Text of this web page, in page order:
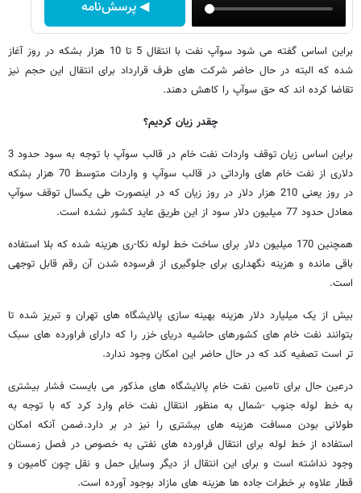
◀ پرسش‌نامه
براین اساس گفته می شود سوآپ نفت با انتقال 5 تا 10 هزار بشکه در روز آغاز
شده که البته در حال حاضر شرکت های طرف قرارداد برای انتقال این حجم نیز
تقاضا کرده اند که حق سوآپ را کاهش دهند.
چقدر زیان کردیم؟
براین اساس زیان توقف واردات نفت خام در قالب سوآپ با توجه به سود حدود 3
دلاری از نفت خام های وارداتی در قالب سوآپ و واردات متوسط 70 هزار بشکه
در روز یعنی 210 هزار دلار در روز زیان که در اینصورت طی یکسال توقف سوآپ
معادل حدود 77 میلیون دلار سود از این طریق عاید کشور نشده است.
همچنین 170 میلیون دلار برای ساخت خط لوله نکا-ری هزینه شده که بلا استفاده
باقی مانده و هزینه نگهداری برای جلوگیری از فرسوده شدن آن رقم قابل توجهی
است.
بیش از یک میلیارد دلار هزینه بهینه سازی پالایشگاه های تهران و تبریز شده تا
بتوانند نفت خام های کشورهای حاشیه دریای خزر را که دارای فراورده های سبک
تر است تصفیه کند که در حال حاضر این امکان وجود ندارد.
درعین حال برای تامین نفت خام پالایشگاه های مذکور می بایست فشار بیشتری
به خط لوله جنوب -شمال به منظور انتقال نفت خام وارد کرد که با توجه به
طولانی بودن مسافت هزینه های بیشتری را نیز در بر دارد.ضمن آنکه امکان
استفاده از خط لوله برای انتقال فراورده های نفتی به خصوص در فصل زمستان
وجود نداشته است و برای این انتقال از دیگر وسایل حمل و نقل چون کامیون و
قطار علاوه بر خطرات جاده ها هزینه های مازاد بوجود آورده است.